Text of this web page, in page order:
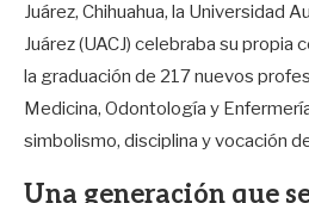
Juárez, Chihuahua, la Universidad
Juárez (UACJ) celebraba su propia
la graduación de 217 nuevos
Medicina, Odontología y
simbolismo, disciplina y vocación
Una generación que